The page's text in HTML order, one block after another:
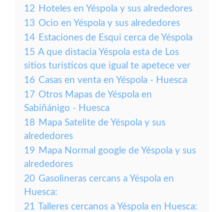
12 Hoteles en Yéspola y sus alrededores
13 Ocio en Yéspola y sus alrededores
14 Estaciones de Esqui cerca de Yéspola
15 A que distacia Yéspola esta de Los
sitios turisticos que igual te apetece ver
16 Casas en venta en Yéspola - Huesca
17 Otros Mapas de Yéspola en
Sabiñánigo - Huesca
18 Mapa Satelite de Yéspola y sus
alrededores
19 Mapa Normal google de Yéspola y sus
alrededores
20 Gasolineras cercans a Yéspola en
Huesca:
21 Talleres cercanos a Yéspola en Huesca: